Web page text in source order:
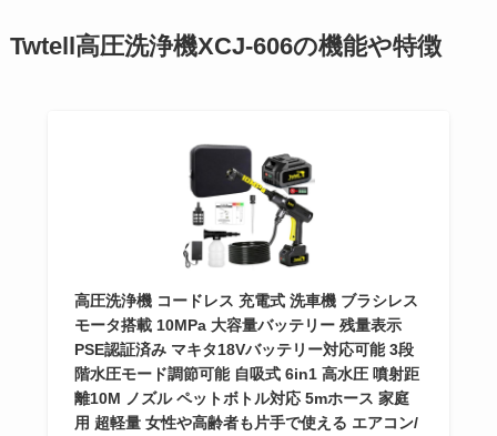
Twtell高圧洗浄機XCJ-606の機能や特徴
高圧洗浄機 コードレス 充電式 洗車機 ブラシレス
モータ搭載 10MPa 大容量バッテリー 残量表示
PSE認証済み マキタ18Vバッテリー対応可能 3段
階水圧モード調節可能 自吸式 6in1 高水圧 噴射距
離10M ノズル ペットボトル対応 5mホース 家庭
用 超軽量 女性や高齢者も片手で使える エアコン/